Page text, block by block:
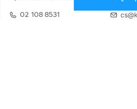
02 108 8531